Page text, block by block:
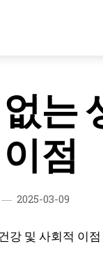
는
점
2025-03-09